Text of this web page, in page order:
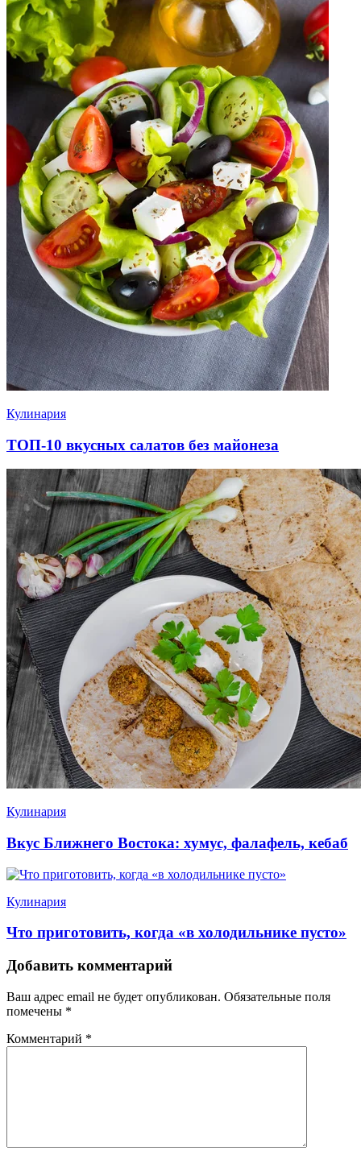
Кулинария
ТОП-10 вкусных салатов без майонеза
Кулинария
Вкус Ближнего Востока: хумус, фалафель, кебаб
Кулинария
Что приготовить, когда «в холодильнике пусто»
Добавить комментарий
Ваш адрес email не будет опубликован. Обязательные поля
помечены *
Комментарий *